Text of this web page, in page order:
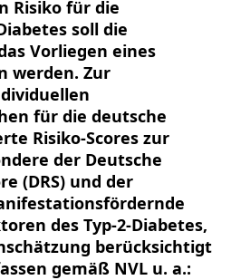
Risiko für die
soll die
Vorliegen eines
werden. Zur
für die deutsche
Risiko-Scores zur
der Deutsche
(DRS) und der
des Typ-2-Diabetes,
berücksichtigt
gemäß NVL u. a.: